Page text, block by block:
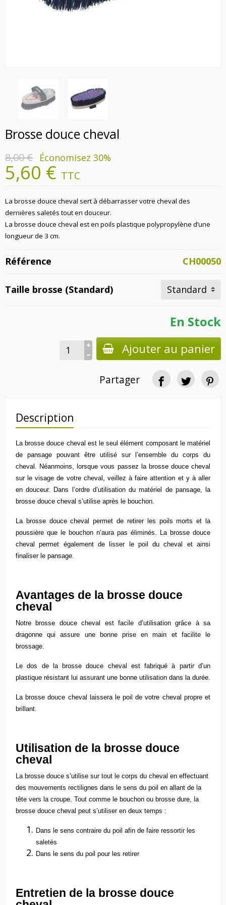
Brosse douce cheval
8,00 € Économisez 30%
5,60 € TTC
La brosse douce cheval sert à débarrasser votre cheval des
dernières saletés tout en douceur.
La brosse douce cheval est en poils plastique polypropylène d’une
longueur de 3 cm.
Référence CH00050
Taille brosse (Standard)
En Stock
Ajouter au panier
Partager
Description
La brosse douce cheval est le seul élément composant le matériel
de pansage pouvant être utilisé sur l’ensemble du corps du
cheval. Néanmoins, lorsque vous passez la brosse douce cheval
sur le visage de votre cheval, veillez à faire attention et y à aller
en douceur. Dans l’ordre d’utilisation dumatériel de pansage, la
brosse douce cheval s’utilise après le bouchon.
La brosse douce cheval permet de retirer les poils morts et la
poussière que le bouchon n’aura pas éliminés. La brosse douce
cheval permet également de lisser le poil du cheval et ainsi
finaliser le pansage.
Avantages de la brosse douce
cheval
Notre brosse douce cheval est facile d’utilisation grâce à sa
dragonne qui assure une bonne prise en main et facilite le
brossage.
Le dos de la brosse douce cheval est fabriqué à partir d’un
plastique résistant lui assurant une bonne utilisation dans la durée.
La brosse douce cheval laissera le poil de votre cheval propre et
brillant.
Utilisation de la brosse douce
cheval
La brosse douce s’utilise sur tout le corps du cheval en effectuant
des mouvements rectilignes dans le sens du poil en allant de la
tête vers la croupe. Tout comme le bouchon ou brosse dure, la
brosse douce cheval peut s’utiliser en deux temps :
Dans le sens contraire du poil afin de faire ressortir les
saletés
Dans le sens du poil pour les retirer
Entretien de la brosse douce